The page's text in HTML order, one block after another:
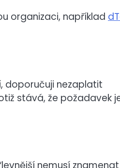
organizaci, například
doporučuji nezaplatit
stává, že požadavek